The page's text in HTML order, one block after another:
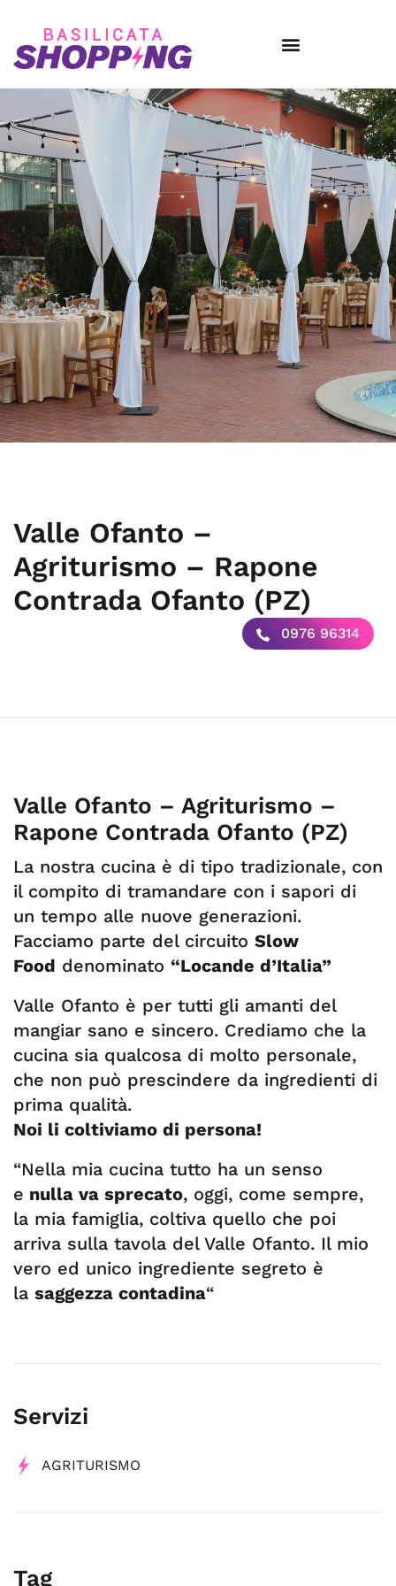
Valle Ofanto –
Agriturismo – Rapone
Contrada Ofanto (PZ)
0976 96314
Valle Ofanto – Agriturismo –
Rapone Contrada Ofanto (PZ)
La nostra cucina è di tipo tradizionale, con
il compito di tramandare con i sapori di
un tempo alle nuove generazioni.
Facciamo parte del circuito Slow
Food denominato “Locande d’Italia”
Valle Ofanto è per tutti gli amanti del
mangiar sano e sincero. Crediamo che la
cucina sia qualcosa di molto personale,
che non può prescindere da ingredienti di
prima qualità.
Noi li coltiviamo di persona!
“Nella mia cucina tutto ha un senso
e nulla va sprecato, oggi, come sempre,
la mia famiglia, coltiva quello che poi
arriva sulla tavola del Valle Ofanto. Il mio
vero ed unico ingrediente segreto è
la saggezza contadina“
Servizi
AGRITURISMO
Tag